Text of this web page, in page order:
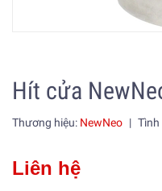
Hít cửa
Thương hiệu: NewNeo |
Liên hệ